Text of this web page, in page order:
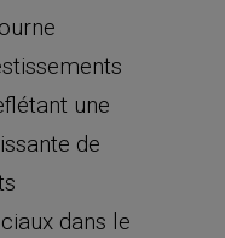
une
de
dans le